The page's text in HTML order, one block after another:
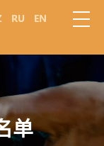
RU EN
单